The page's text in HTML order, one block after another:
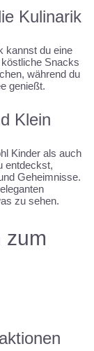
Kulinarik
kannst du eine
Snacks
während du
genießt.
Klein
Kinder als auch
entdeckst,
Geheimnisse.
zu sehen.
zum